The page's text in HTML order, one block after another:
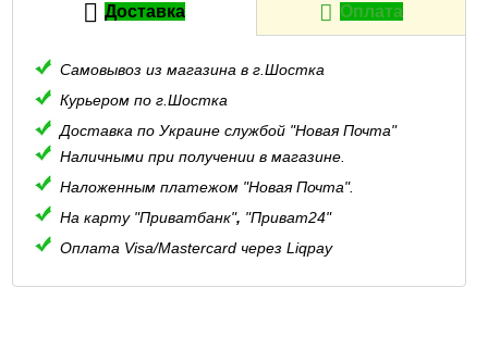
Доставка Оплата
Самовывоз из магазина в г.Шостка
Курьером по г.Шостка
Доставка по Украине службой "Новая Почта"
Наличными при получении в магазине.
Наложенным платежом "Новая Почта".
На карту "Приватбанк", "Приват24"
Оплата Visa/Mastercard через Liqpay